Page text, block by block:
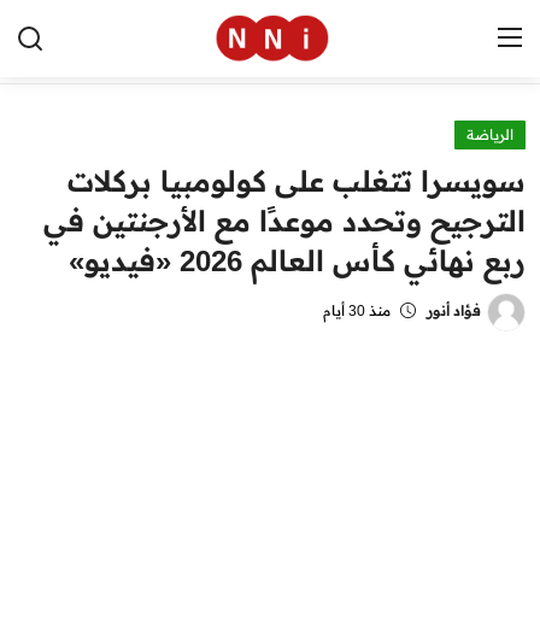
الرئيسية
اخبار مصر
العالم
الرياضة
الرياضة
سويسرا تتغلب على كولومبيا بركلات
الترجيح وتحدد موعدًا مع الأرجنتين في
ربع نهائي كأس العالم 2026 «فيديو»
فؤاد أنور منذ 30 أيام